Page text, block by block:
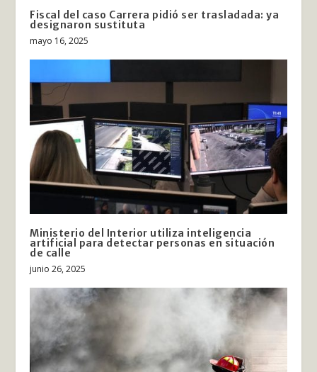
Fiscal del caso Carrera pidió ser trasladada: ya
designaron sustituta
mayo 16, 2025
Ministerio del Interior utiliza inteligencia
artificial para detectar personas en situación
de calle
junio 26, 2025